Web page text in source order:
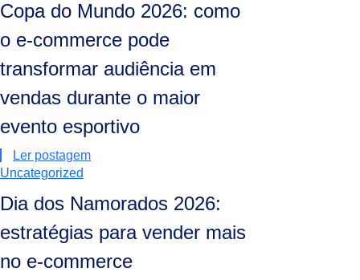
Copa do Mundo 2026: como
o e-commerce pode
transformar audiência em
vendas durante o maior
evento esportivo
Ler postagem
Uncategorized
Dia dos Namorados 2026:
estratégias para vender mais
no e-commerce